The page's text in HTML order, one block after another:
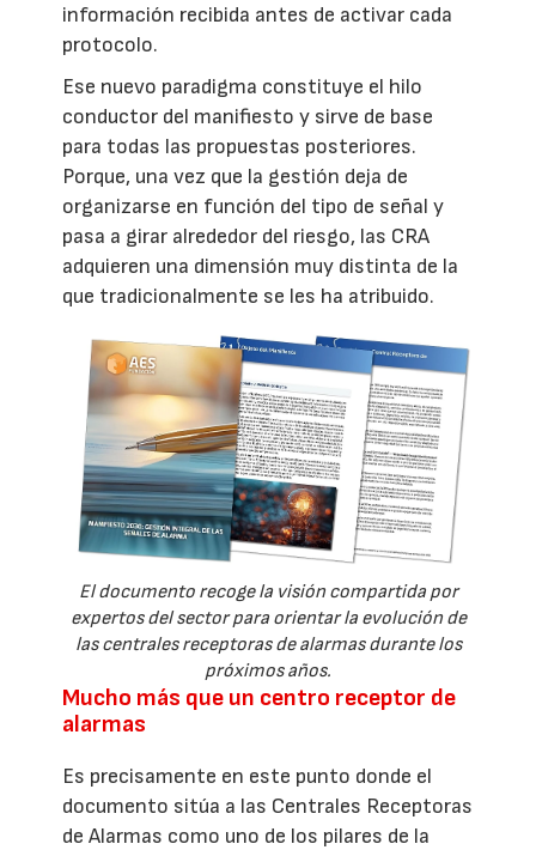
información recibida antes de activar cada
protocolo.
Ese nuevo paradigma constituye el hilo
conductor del manifiesto y sirve de base
para todas las propuestas posteriores.
Porque, una vez que la gestión deja de
organizarse en función del tipo de señal y
pasa a girar alrededor del riesgo, las CRA
adquieren una dimensión muy distinta de la
que tradicionalmente se les ha atribuido.
El documento recoge la visión compartida por
expertos del sector para orientar la evolución de
las centrales receptoras de alarmas durante los
próximos años.
Mucho más que un centro receptor de
alarmas
Es precisamente en este punto donde el
documento sitúa a las Centrales Receptoras
de Alarmas como uno de los pilares de la